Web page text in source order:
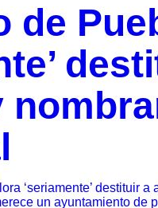
de
‘seriamente’ destituir
un ayuntamiento de